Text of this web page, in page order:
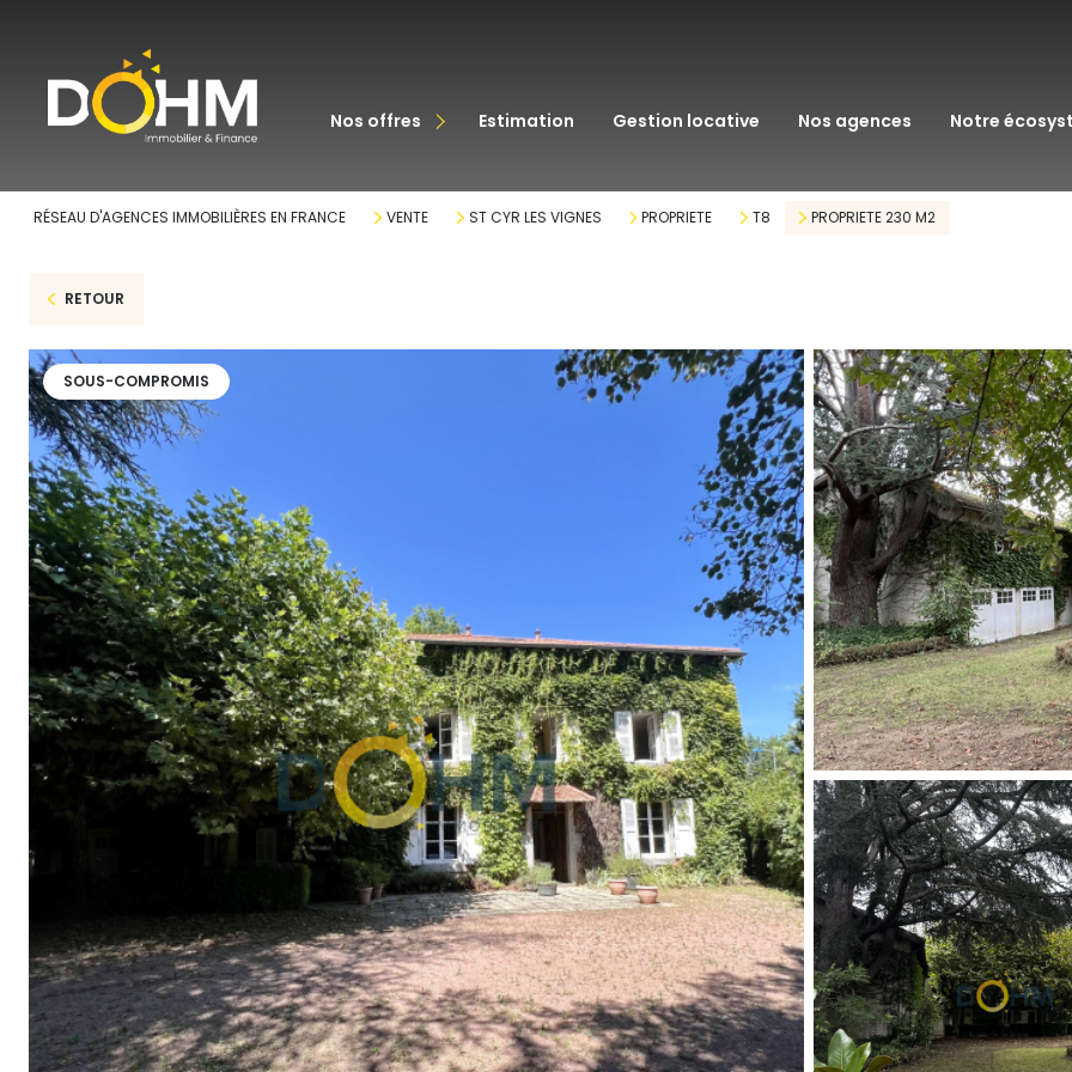
nos offres
acheter estimation gestion locative nos agences notre
courtage en
RÉSEAU D'AGENCES IMMOBILIÈRES EN FRANCE VENTE ST CYR LES VIGNES PROPRIETE T8 PROPRIETE 230 M2
RETOUR
SOUS-COMPROMIS